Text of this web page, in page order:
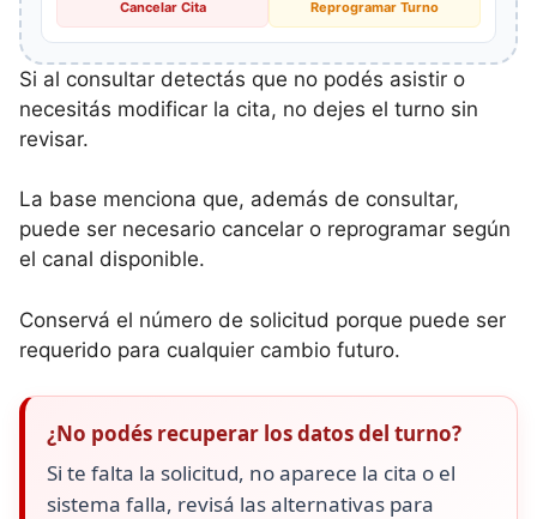
Cancelar Cita Reprogramar Turno
Si al consultar detectás que no podés asistir o
necesitás modificar la cita, no dejes el turno sin
revisar.
La base menciona que, además de consultar,
puede ser necesario cancelar o reprogramar según
el canal disponible.
Conservá el número de solicitud porque puede ser
requerido para cualquier cambio futuro.
¿No podés recuperar los datos del turno?
Si te falta la solicitud, no aparece la cita o el
sistema falla, revisá las alternativas para